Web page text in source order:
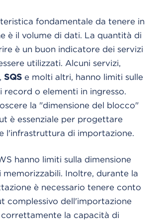
fondamentale da tenere in
è il volume di dati. La quantità di
è un buon indicatore dei servizi
utilizzati. Alcuni servizi,
, SQS e molti altri, hanno limiti sulle
record o elementi in ingresso.
la "dimensione del blocco"
è essenziale per progettare
l'infrastruttura di importazione.
hanno limiti sulla dimensione
Inoltre, durante la
è necessario tenere conto
complessivo dell'importazione
correttamente la capacità di